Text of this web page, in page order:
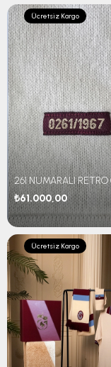
₺61.000,00
Ücretsiz Kargo
Ücretsiz Kargo